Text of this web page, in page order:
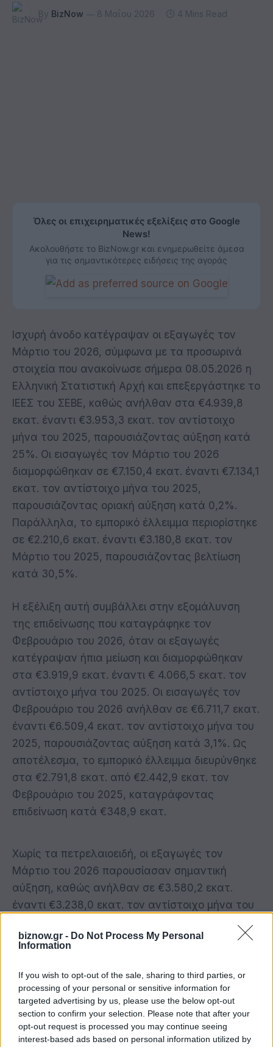
biznow.gr - Do Not Process My Personal
Information
If you wish to opt-out of the sale, sharing to third parties, or
processing of your personal or sensitive information for
targeted advertising by us, please use the below opt-out
section to confirm your selection. Please note that after your
opt-out request is processed you may continue seeing
interest-based ads based on personal information utilized by
By BizNow 8 Μαΐου 2026 4 Mins Read
Όλες οι επιχειρηματικές εξελίξεις στο Google
News!
Ακολουθήστε το BizNow.gr και ενημερωθείτε άμεσα
για τις σημαντικότερες ειδήσεις της αγοράς
Ισχυρή άνοδο κατέγραψαν οι εξαγωγές τον
Μάρτιο του 2026, σύμφωνα με τα προσωρινά
στοιχεία που ανακοίνωσε σήμερα 08.05.2026 η
Ελληνική Στατιστική Αρχή και επεξεργάστηκε το
ΙΕΕΣ του ΣΕΒΕ, καθώς ανήλθαν στα €4.939,8
εκατ. έναντι €3.953,3 εκατ. τον αντίστοιχο
μήνα του 2025, παρουσιάζοντας αύξηση κατά
25%. Οι εισαγωγές τον Μάρτιο του 2026
διαμορφώθηκαν σε €7.150,4 εκατ. έναντι €7.134,1
εκατ. τον αντίστοιχο μήνα του 2025,
παρουσιάζοντας οριακή αύξηση κατά 0,2%.
Παράλληλα, το εμπορικό έλλειμμα περιορίστηκε
σε €2.210,6 εκατ. έναντι €3.180,8 εκατ. τον
Μάρτιο του 2025, παρουσιάζοντας βελτίωση
κατά 30,5%.
Η εξέλιξη αυτή συμβάλλει στην εξομάλυνση
της επιδείνωσης που καταγράφηκε τον
Φεβρουάριο του 2026, όταν οι εξαγωγές
κατέγραψαν ήπια μείωση και διαμορφώθηκαν
στα €3.919,9 εκατ. έναντι € 4.066,5 εκατ. τον
αντίστοιχο μήνα του 2025. Οι εισαγωγές τον
Φεβρουάριο του 2026 ανήλθαν σε €6.711,7 εκατ.
έναντι €6.509,4 εκατ. τον αντίστοιχο μήνα του
2025, παρουσιάζοντας αύξηση κατά 3,1%. Ως
αποτέλεσμα, το εμπορικό έλλειμμα διευρύνθηκε
στα €2.791,8 εκατ. από €2.442,9 εκατ. τον
Φεβρουάριο του 2025, καταγράφοντας
επιδείνωση κατά €348,9 εκατ.
Χωρίς τα πετρελαιοειδή, οι εξαγωγές τον
Μάρτιο του 2026 παρουσίασαν σημαντική
αύξηση, καθώς ανήλθαν σε €3.580,2 εκατ.
έναντι €3.238,0 εκατ. τον αντίστοιχο μήνα του
εισαγωγές χωρίς πετρελαιοειδή ανήλθαν σε
Μάρτιο του 2025, παρουσιάζοντας αύξηση
κατά 6,2%, ενώ το εμπορικό έλλειμμα χωρίς
πετρελαιοειδή διαμορφώθηκε σε €2.327,3 εκατ.
έναντι €2.324,3 εκατ., παρουσιάζοντας οριακή
επιδείνωση κατά 0,1%.